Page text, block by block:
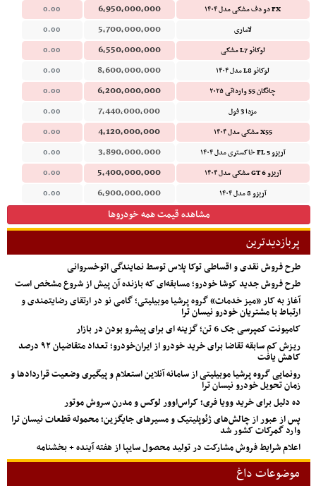
FX دو دف مشکی مدل ۱۴۰۴
6,950,000,000
0.00
لاماری
5,700,000,000
0.00
لوکانو L7 مشکی
6,550,000,000
0.00
لوکانو L8 مدل ۱۴۰۴
8,600,000,000
0.00
چانگان 55 وارداتی ۲۰۲۵
6,200,000,000
0.00
مزدا 3 فول
7,440,000,000
0.00
X55 مشکی مدل ۱۴۰۴
4,120,000,000
0.00
آریزو 5 FL خاکستری مدل ۱۴۰۴
3,890,000,000
0.00
آریزو 6 GT مشکی مدل ۱۴۰۴
5,400,000,000
0.00
آریزو 8 مدل ۱۴۰۴
6,900,000,000
0.00
مشاهده قیمت همه خودروها
پربازدیدترین
طرح فروش نقدی و اقساطی توکا پلاس توسط نمایندگی اتوخسروانی
طرح فروش جدید کوشا خودرو؛ مسابقه‌ای که بازنده آن پیش از شروع مشخص است
آغاز به کار «میز خدمات» گروه پرشیا موبیلیتی؛ گامی نو در ارتقای رضایتمندی و
ارتباط با مشتریان خودرو نیسان ترا
کامیونت کمپرسی جک 6 تن؛ گزینه ای برای پیشرو بودن در بازار
ریزش کم‌ سابقه تقاضا برای خرید خودرو از ایران‌خودرو؛ تعداد متقاضیان ۹۲ درصد
کاهش یافت
رونمایی گروه پرشیا موبیلیتی از سامانه آنلاین استعلام و پیگیری وضعیت قراردادها و
زمان تحویل خودرو نیسان ترا
ده دلیل برای خرید وویا فری؛ کراس‌اوور لوکس و مدرن سروش موتور
پس از عبور از چالش‌های ژئوپلیتیک و مسیرهای جایگزین؛ محموله قطعات نیسان ترا
وارد گمرکات کشور شد
اعلام شرایط فروش مشارکت در تولید محصول سایپا از هفته آینده + بخشنامه
موضوعات داغ